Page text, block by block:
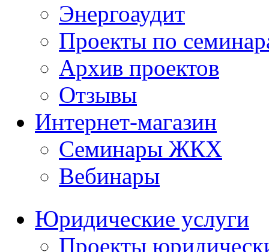
Энергоаудит
Проекты по
Архив проектов
Отзывы
Интернет-магазин
Семинары ЖКХ
Вебинары
Юридические услуги
Проекты